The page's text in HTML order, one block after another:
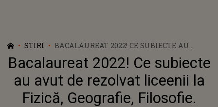
STIRI
BACALAUREAT 2022! CE SUBIECTE AU
AVUT DE REZOLVAT LICEENII LA FIZICĂ,
GEOGRAFIE, FILOSOFIE. LOGICĂ,
PSIHOLOGIE, INFORMATICĂ, ECONOMIE,
SOCIOLOGIE ȘI BIOLOGIE
Bacalaureat 2022! Ce subiecte
au avut de rezolvat liceenii la
Fizică, Geografie, Filosofie.